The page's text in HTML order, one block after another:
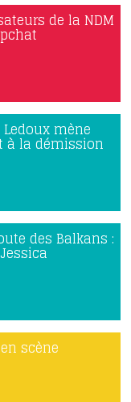
de la NDM
Ledoux mène
à la démission
des Balkans :
scène